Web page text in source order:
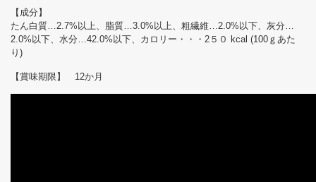
【成分】
たん白質…2.7%以上、脂質…3.0%以上、粗繊維…2.0%以下、灰分…
2.0%以下、水分…42.0%以下、カロリー・・・2５０ kcal (100ｇあた
り)
【賞味期限】 12か月